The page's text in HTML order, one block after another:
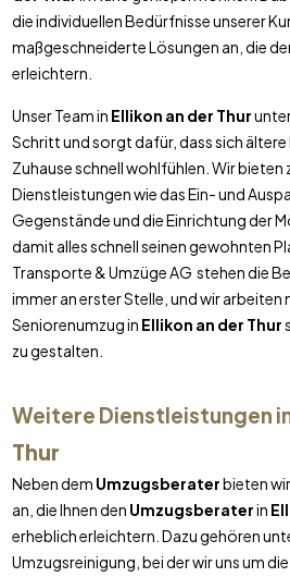
die individuellen Bedürfnisse unserer
maßgeschneiderte Lösungen an, die
erleichtern.
Unser Team in Ellikon an der Thur
Schritt und sorgt dafür, dass sich ältere
Zuhause schnell wohlfühlen. Wir bieten
Dienstleistungen wie das Ein- und
Gegenstände und die Einrichtung der
damit alles schnell seinen gewohnten
Transporte & Umzüge AG stehen die
immer an erster Stelle, und wir arbeiten
Seniorenumzug in Ellikon an der Thur
zu gestalten.
Weitere Dienstleistungen
Thur
Neben dem Umzugsberaterbieten
an, die Ihnen den Umzugsberaterin
erheblich erleichtern. Dazu gehören
Umzugsreinigung, bei der wir uns um